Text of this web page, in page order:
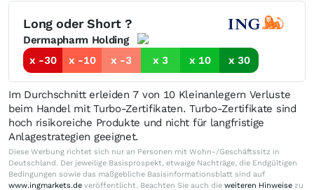
Long oder Short ?
Dermapharm Holding
x -30
x -10 x -3 x 3 x 10 x 30
Im Durchschnitt erleiden 7 von 10 Kleinanlegern Verluste
beim Handel mit Turbo-Zertifikaten. Turbo-Zertifikate sind
hoch risikoreiche Produkte und nicht für langfristige
Anlagestrategien geeignet.
Diese Werbung richtet sich nur an Personen mit Wohn-/Geschäftssitz in
Deutschland. Der jeweilige Basisprospekt, etwaige Nachträge, die Endgültigen
Bedingungen sowie das maßgebliche Basisinformationsblatt sind auf
www.ingmarkets.de veröffentlicht. Beachten Sie auch die weiteren Hinweise zu